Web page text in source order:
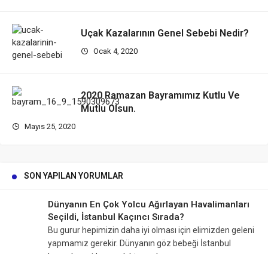
Uçak Kazalarının Genel Sebebi Nedir?
Ocak 4, 2020
2020 Ramazan Bayramımız Kutlu Ve
Mutlu Olsun.
Mayıs 25, 2020
SON YAPILAN YORUMLAR
Dünyanın En Çok Yolcu Ağırlayan Havalimanları
Seçildi, İstanbul Kaçıncı Sırada?
Bu gurur hepimizin daha iyi olması için elimizden geleni
yapmamız gerekir. Dünyanın göz bebeği İstanbul